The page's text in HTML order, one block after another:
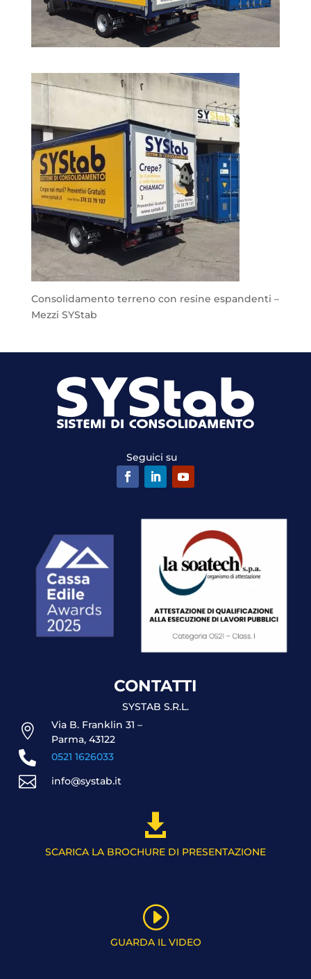
Consolidamento terreno con resine espandenti –
Mezzi SYStab
Seguici su
CONTATTI
SYSTAB S.R.L.

Via B. Franklin 31 –
Parma, 43122
 0521 1626033
 info@systab.it

SCARICA LA BROCHURE DI PRESENTAZIONE
I
GUARDA IL VIDEO